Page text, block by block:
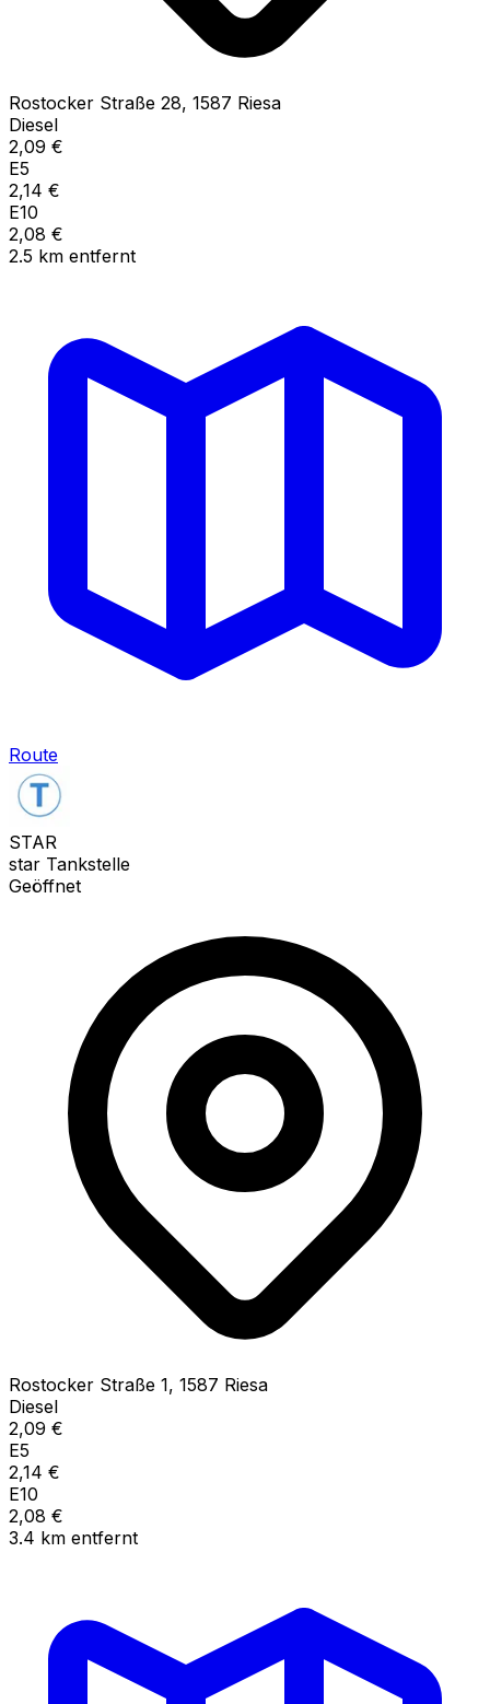
Rostocker Straße 28, 1587 Riesa
Diesel
2,09 €
E5
2,14 €
E10
2,08 €
2.5 km entfernt
Route
STAR
star Tankstelle
Geöffnet
Rostocker Straße 1, 1587 Riesa
Diesel
2,09 €
E5
2,14 €
E10
2,08 €
3.4 km entfernt